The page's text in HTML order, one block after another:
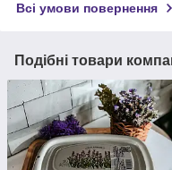
Всі умови повернення
Подібні товари